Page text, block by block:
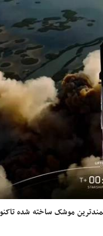
موشک ساخته شده